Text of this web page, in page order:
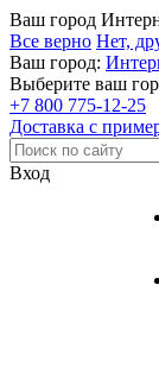
Ваш город
Все верно Нет,
Ваш город:
Выберите ваш
+7 800 775-12-25
Доставка с
Вход